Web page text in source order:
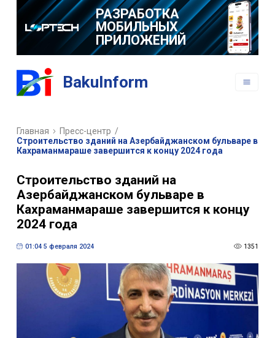
РАЗРАБОТКА
МОБИЛЬНЫХ
ПРИЛОЖЕНИЙ
BakuInform
Главная Пресс-центр /
Строительство зданий на Азербайджанском бульваре в
Кахраманмараше завершится к концу 2024 года
Строительство зданий на
Азербайджанском бульваре в
Кахраманмараше завершится к концу
2024 года
01:04 5 февраля 2024 1351